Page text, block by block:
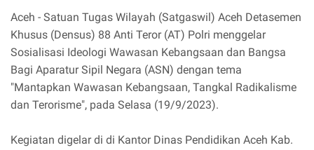
Aceh - Satuan Tugas Wilayah (Satgaswil) Aceh Detasemen
Khusus (Densus) 88 Anti Teror (AT) Polri menggelar
Sosialisasi Ideologi Wawasan Kebangsaan dan Bangsa
Bagi Aparatur Sipil Negara (ASN) dengan tema
"Mantapkan Wawasan Kebangsaan, Tangkal Radikalisme
dan Terorisme", pada Selasa (19/9/2023).
Kegiatan digelar di di Kantor Dinas Pendidikan Aceh Kab.